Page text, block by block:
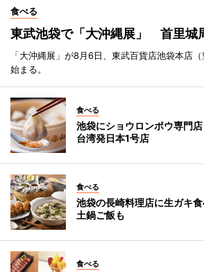
食べる
東武池袋で「大沖縄展」 首里城
「大沖縄展」が8月6日、東武百貨店池袋本店
始まる。
食べる
池袋にショウロンポウ専門
台湾発日本1号店
食べる
池袋の長崎料理店に生ガキ
土鍋ご飯も
食べる